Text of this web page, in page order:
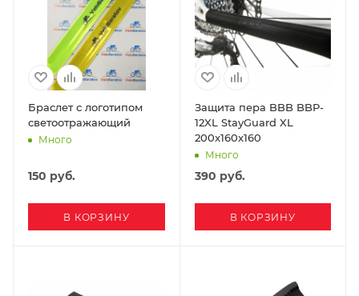
Браслет с логотипом
светоотражающий
Много
150 руб.
В КОРЗИНУ
Защита пера BBB BBP-
12XL StayGuard XL
200x160x160
Много
390 руб.
В КОРЗИНУ